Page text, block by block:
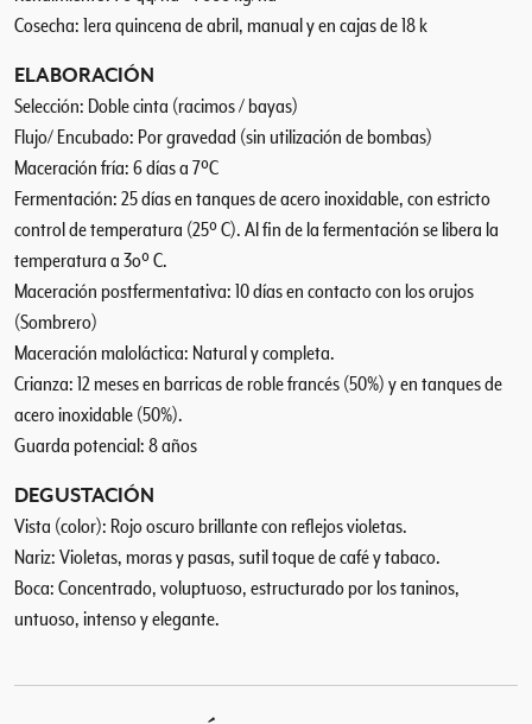
Cosecha: 1era quincena de abril, manual y en cajas de 18 k
ELABORACIÓN
Selección: Doble cinta (racimos / bayas)
Flujo/ Encubado: Por gravedad (sin utilización de bombas)
Maceración fría: 6 días a 7ºC
Fermentación: 25 días en tanques de acero inoxidable, con estricto
control de temperatura (25º C). Al fin de la fermentación se libera la
temperatura a 3oº C.
Maceración postfermentativa: 10 días en contacto con los orujos
(Sombrero)
Maceración maloláctica: Natural y completa.
Crianza: 12 meses en barricas de roble francés (50%) y en tanques de
acero inoxidable (50%).
Guarda potencial: 8 años
DEGUSTACIÓN
Vista (color): Rojo oscuro brillante con reflejos violetas.
Nariz: Violetas, moras y pasas, sutil toque de café y tabaco.
Boca: Concentrado, voluptuoso, estructurado por los taninos,
untuoso, intenso y elegante.